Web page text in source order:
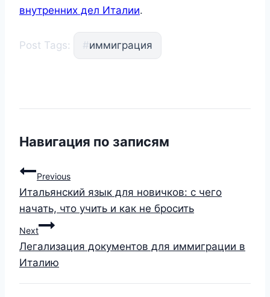
внутренних дел Италии.
Post Tags: #иммиграция
Навигация по записям
Previous
Итальянский язык для новичков: с чего
начать, что учить и как не бросить
Next
Легализация документов для иммиграции в
Италию